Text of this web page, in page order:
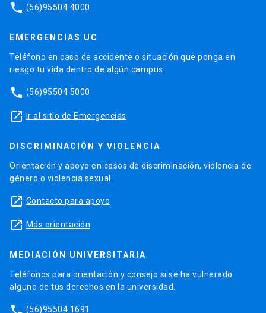
phone (56)95504 4000
EMERGENCIAS UC
Teléfono en caso de accidente o situación que ponga en
riesgo tu vida dentro de algún campus.
phone (56)95504 5000
launch Ir al sitio de Emergencias
DISCRIMINACIÓN Y VIOLENCIA
Orientación y apoyo en casos de discriminación, violencia de
género o violencia sexual.
launch Contacto para apoyo
launch Más orientación
MEDIACIÓN UNIVERSITARIA
Teléfonos para orientación y consejo si se ha vulnerado
alguno de tus derechos en la universidad.
(56)95504 1691